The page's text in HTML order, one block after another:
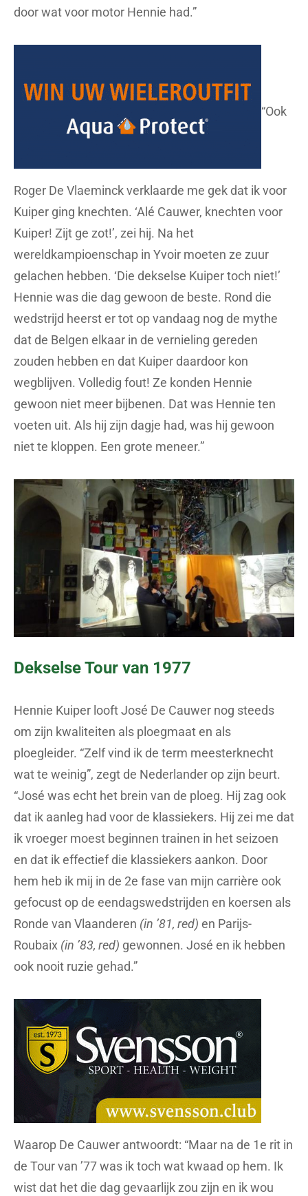
door wat voor motor Hennie had.”
“Ook
Roger De Vlaeminck verklaarde me gek dat ik voor
Kuiper ging knechten. ‘Alé Cauwer, knechten voor
Kuiper! Zijt ge zot!’, zei hij. Na het
wereldkampioenschap in Yvoir moeten ze zuur
gelachen hebben. ‘Die dekselse Kuiper toch niet!’
Hennie was die dag gewoon de beste. Rond die
wedstrijd heerst er tot op vandaag nog de mythe
dat de Belgen elkaar in de vernieling gereden
zouden hebben en dat Kuiper daardoor kon
wegblijven. Volledig fout! Ze konden Hennie
gewoon niet meer bijbenen. Dat was Hennie ten
voeten uit. Als hij zijn dagje had, was hij gewoon
niet te kloppen. Een grote meneer.”
Dekselse Tour van 1977
Hennie Kuiper looft José De Cauwer nog steeds
om zijn kwaliteiten als ploegmaat en als
ploegleider. “Zelf vind ik de term meesterknecht
wat te weinig”, zegt de Nederlander op zijn beurt.
“José was echt het brein van de ploeg. Hij zag ook
dat ik aanleg had voor de klassiekers. Hij zei me dat
ik vroeger moest beginnen trainen in het seizoen
en dat ik effectief die klassiekers aankon. Door
hem heb ik mij in de 2e fase van mijn carrière ook
gefocust op de eendagswedstrijden en koersen als
Ronde van Vlaanderen (in ’81, red) en Parijs-
Roubaix (in ’83, red) gewonnen. José en ik hebben
ook nooit ruzie gehad.”
Waarop De Cauwer antwoordt: “Maar na de 1e rit in
de Tour van ’77 was ik toch wat kwaad op hem. Ik
wist dat het die dag gevaarlijk zou zijn en ik wou